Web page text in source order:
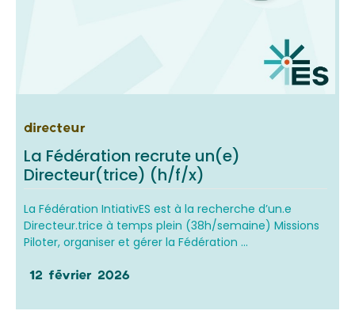
directeur
La Fédération recrute un(e)
Directeur(trice) (h/f/x)
La Fédération IntiativES est à la recherche d’un.e
Directeur.trice à temps plein (38h/semaine) Missions
Piloter, organiser et gérer la Fédération ...
12 février 2026